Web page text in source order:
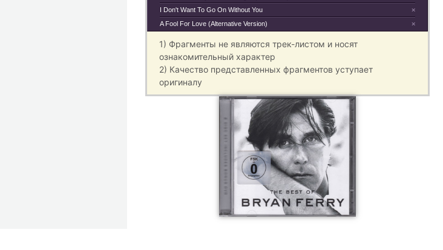
×
I Don't Want To Go On Without You
×
A Fool For Love (Alternative Version)
1) Фрагменты не являются трек-листом и носят
ознакомительный характер
2) Качество представленных фрагментов уступает
оригиналу